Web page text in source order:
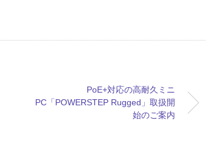
PoE+対応の高耐久ミニ
PC「POWERSTEP Rugged」取扱開
始のご案内